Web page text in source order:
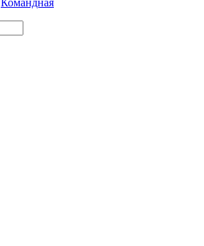
Командная